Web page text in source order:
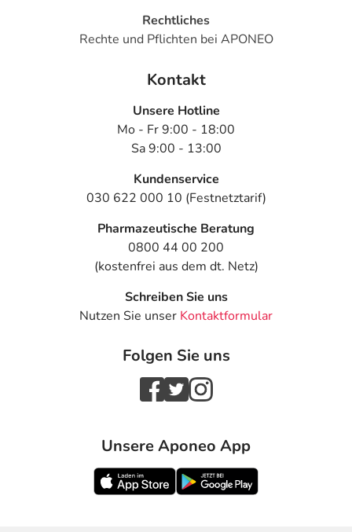
Rechtliches
Rechte und Pflichten bei APONEO
Kontakt
Unsere Hotline
Mo - Fr 9:00 - 18:00
Sa 9:00 - 13:00
Kundenservice
030 622 000 10 (Festnetztarif)
Pharmazeutische Beratung
0800 44 00 200
(kostenfrei aus dem dt. Netz)
Schreiben Sie uns
Nutzen Sie unser Kontaktformular
Folgen Sie uns
Unsere Aponeo App